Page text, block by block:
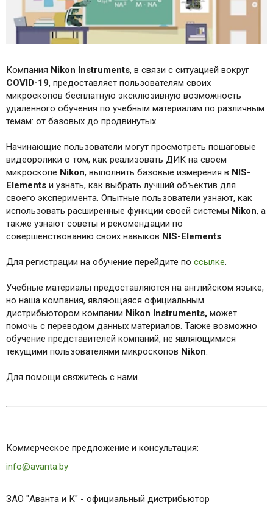
Компания Nikon Instruments, в связи с ситуацией вокруг
COVID-19, предоставляет пользователям своих
микроскопов бесплатную эксклюзивную возможность
удалённого обучения по учебным материалам по различным
темам: от базовых до продвинутых.
Начинающие пользователи могут просмотреть пошаговые
видеоролики о том, как реализовать ДИК на своем
микроскопе Nikon, выполнить базовые измерения в NIS-
Elements и узнать, как выбрать лучший объектив для
своего эксперимента. Опытные пользователи узнают, как
использовать расширенные функции своей системы Nikon, а
также узнают советы и рекомендации по
совершенствованию своих навыков NIS-Elements.
Для регистрации на обучение перейдите по ссылке.
Учебные материалы предоставляются на английском языке,
но наша компания, являющаяся официальным
дистрибьютором компании Nikon Instruments, может
помочь с переводом данных материалов. Также возможно
обучение представителей компаний, не являющимися
текущими пользователями микроскопов Nikon.
Для помощи свяжитесь с нами.
Коммерческое предложение и консультация:
info@avanta.by
ЗАО "Аванта и К" - официальный дистрибьютор